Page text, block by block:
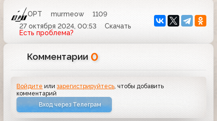
ОРТ murmeow
1109
27 октября 2024, 00:53
Скачать
Есть проблема?
Комментарии 0
Войдите илизарегистрируйтесь , чтобы добавить
комментарий
Вход через Телеграм